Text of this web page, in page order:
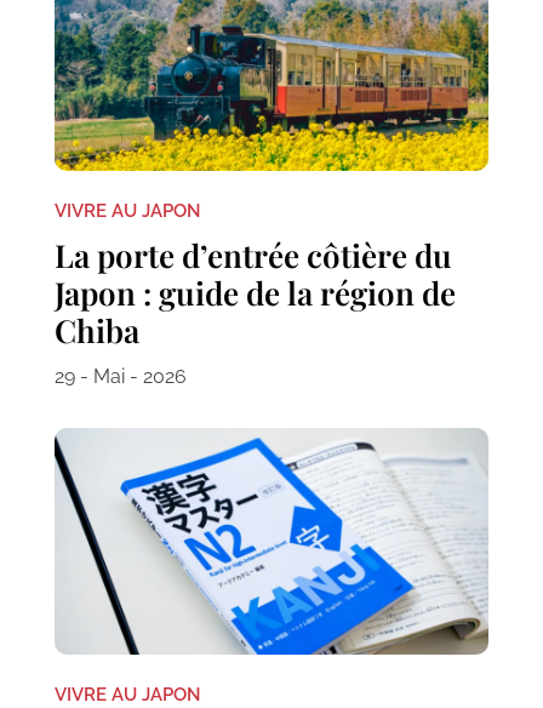
VIVRE AU JAPON
La porte d’entrée côtière du
Japon : guide de la région de
Chiba
29 - Mai - 2026
VIVRE AU JAPON